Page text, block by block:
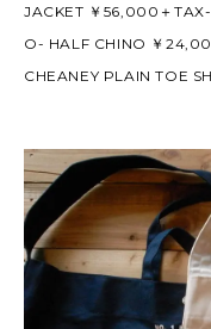
JACKET ￥56,000＋TAX-
O- HALF CHINO ￥
CHEANEY PLAIN TOE